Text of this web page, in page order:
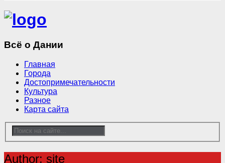
Всё о Дании
Главная
Города
Достопримечательности
Культура
Разное
Карта сайта
Author: site